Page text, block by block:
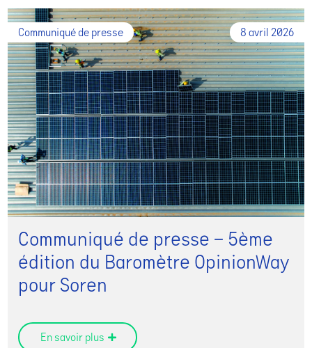
8 avril 2026
Communiqué de presse
Communiqué de presse – 5ème
édition du Baromètre OpinionWay
pour Soren
En savoir plus